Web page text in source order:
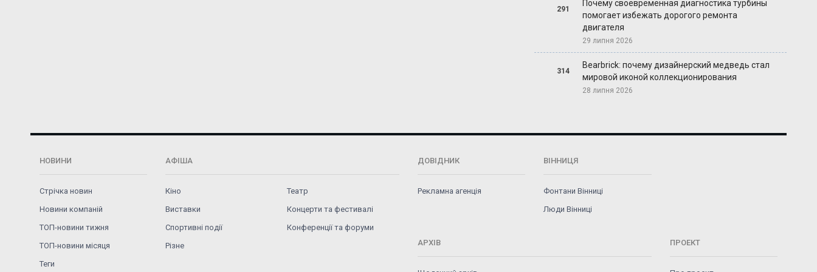
291
Почему своевременная диагностика турбины
помогает избежать дорогого ремонта
двигателя
29 липня 2026
314
Bearbrick: почему дизайнерский медведь стал
мировой иконой коллекционирования
28 липня 2026
НОВИНИ
Стрічка новин
Новини компаній
ТОП-новини тижня
ТОП-новини місяця
Теги
АФІША
Кіно
Театр
Виставки
Концерти та фестивалі
Спортивні події
Конференції та форуми
Різне
ДОВІДНИК
Рекламна агенція
ВІННИЦЯ
Фонтани Вінниці
Люди Вінниці
АРХІВ ПРОЕКТ